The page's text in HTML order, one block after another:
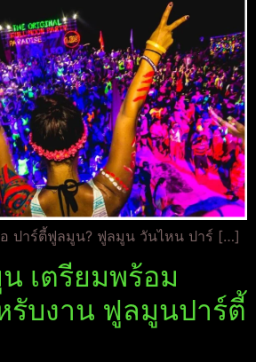
ปาร์ตี้ฟูลมูน? ฟูลมูน วันไหน ปาร์ […]
เตรียมพร้อม
รับงาน ฟูลมูนปาร์ตี้